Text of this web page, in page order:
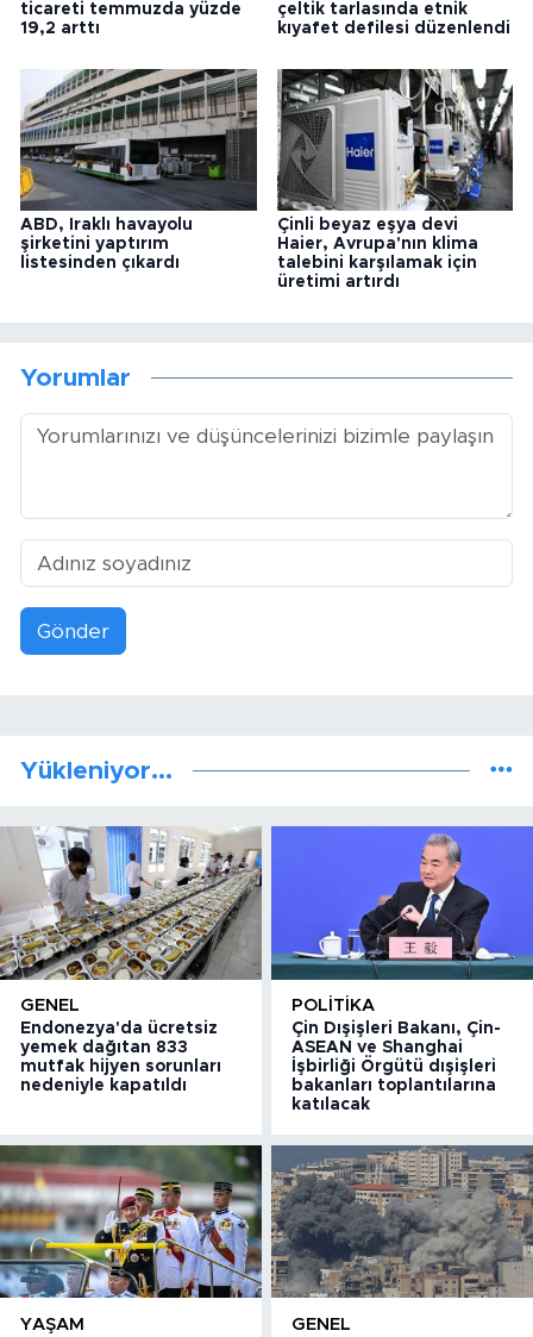
ticareti temmuzda yüzde
19,2 arttı
çeltik tarlasında etnik
kıyafet defilesi düzenlendi
ABD, Iraklı havayolu
şirketini yaptırım
listesinden çıkardı
Çinli beyaz eşya devi
Haier, Avrupa'nın klima
talebini karşılamak için
üretimi artırdı
Yorumlar
Gönder
Yükleniyor...
GENEL
Endonezya'da ücretsiz
yemek dağıtan 833
mutfak hijyen sorunları
nedeniyle kapatıldı
POLITIKA
Çin Dışişleri Bakanı, Çin-
ASEAN ve Shanghai
İşbirliği Örgütü dışişleri
bakanları toplantılarına
katılacak
YAŞAM GENEL